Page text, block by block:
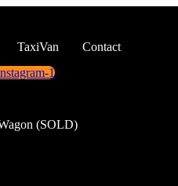
TaxiVan
Contact
1
(SOLD)